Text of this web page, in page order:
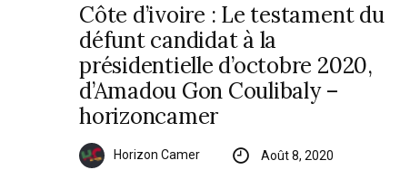
Côte d’ivoire : Le testament du
défunt candidat à la
présidentielle d’octobre 2020,
d’Amadou Gon Coulibaly –
horizoncamer
Horizon Camer Août 8, 2020